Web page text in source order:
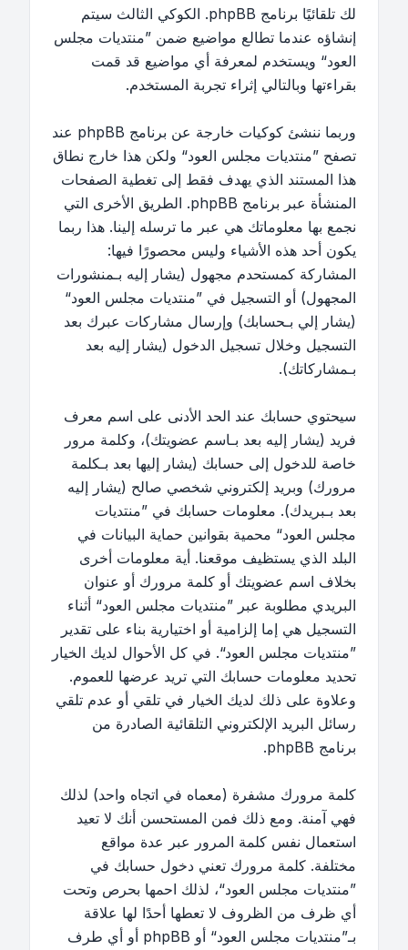
لك تلقائيًا برنامج phpBB. الكوكي الثالث سيتم
إنشاؤه عندما تطالع مواضيع ضمن ”منتديات مجلس
العود“ ويستخدم لمعرفة أي مواضيع قد قمت
بقراءتها وبالتالي إثراء تجربة المستخدم.
وربما ننشئ كوكيات خارجة عن برنامج phpBB عند
تصفح ”منتديات مجلس العود“ ولكن هذا خارج نطاق
هذا المستند الذي يهدف فقط إلى تغطية الصفحات
المنشأة عبر برنامج phpBB. الطريق الأخرى التي
نجمع بها معلوماتك هي عبر ما ترسله إلينا. هذا ربما
يكون أحد هذه الأشياء وليس محصورًا فيها:
المشاركة كمستحدم مجهول (يشار إليه بـمنشورات
المجهول) أو التسجيل في ”منتديات مجلس العود“
(يشار إلي بـحسابك) وإرسال مشاركات عبرك بعد
التسجيل وخلال تسجيل الدخول (يشار إليه بعد
بـمشاركاتك).
سيحتوي حسابك عند الحد الأدنى على اسم معرف
فريد (يشار إليه بعد بـاسم عضويتك)، وكلمة مرور
خاصة للدخول إلى حسابك (يشار إليها بعد بـكلمة
مرورك) وبريد إلكتروني شخصي صالح (يشار إليه
بعد بـبريدك). معلومات حسابك في ”منتديات
مجلس العود“ محمية بقوانين حماية البيانات في
البلد الذي يستظيف موقعنا. أية معلومات أخرى
بخلاف اسم عضويتك أو كلمة مرورك أو عنوان
البريدي مطلوبة عبر ”منتديات مجلس العود“ أثناء
التسجيل هي إما إلزامية أو اختيارية بناء على تقدير
”منتديات مجلس العود“. في كل الأحوال لديك الخيار
تحديد معلومات حسابك التي تريد عرضها للعموم.
وعلاوة على ذلك لديك الخيار في تلقي أو عدم تلقي
رسائل البريد الإلكتروني التلقائية الصادرة من
برنامج phpBB.
كلمة مرورك مشفرة (معماه في اتجاه واحد) لذلك
فهي آمنة. ومع ذلك فمن المستحسن أنك لا تعيد
استعمال نفس كلمة المرور عبر عدة مواقع
مختلفة. كلمة مرورك تعني دخول حسابك في
”منتديات مجلس العود“، لذلك احمها بحرص وتحت
أي ظرف من الظروف لا تعطها أحدًا لها علاقة
بـ”منتديات مجلس العود“ أو phpBB أو أي طرف